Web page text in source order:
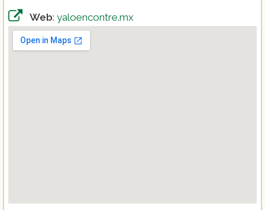
Web: yaloencontre.mx